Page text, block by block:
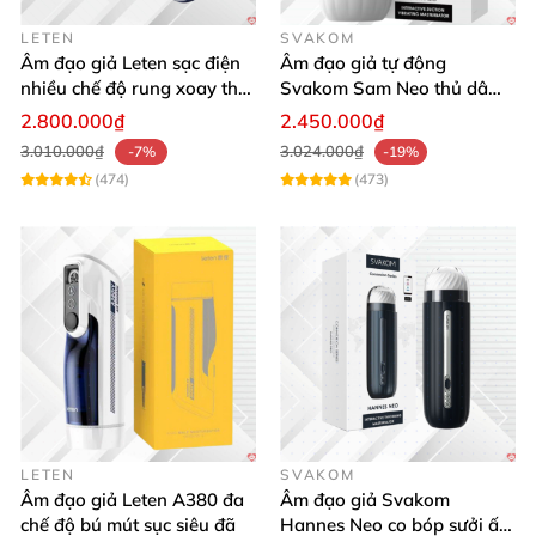
thời gian thay pin. Nút âm thanh rên rỉ của cô gái
khiến nó
trở lên hoàn hảo giống một người tình lý
tưởngcủacác anh.
LETEN
Âm đạo giả Leten sạc điện
nhiều chế độ rung xoay thụt
rên rỉ
2.800.000₫
3.010.000₫
-7%
(474)
SVAKOM
Âm đạo giả tự động
Svakom Sam Neo thủ dâm
rung mút app điện thoại
2.450.000₫
3.024.000₫
-19%
(473)
LETEN
Âm đạo giả Leten A380 đa
chế độ bú mút sục siêu đã
SVAKOM
Âm đạo giả Svakom
Hannes Neo co bóp sưởi ấm